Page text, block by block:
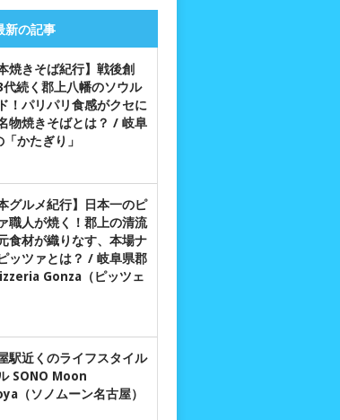
新の記事
焼きそば紀行】戦後創
代続く郡上八幡のソウル
！パリパリ食感がクセに
物焼きそばとは？ / 岐阜
かたぎり」
本グルメ紀行】日本一のピ
職人が焼く！郡上の清流
食材が織りなす、本場ナ
ッツァとは？ / 岐阜県郡
Gonza（ピッツェ
駅近くのライフスタイル
SONO Moon
（ソノムーン名古屋）